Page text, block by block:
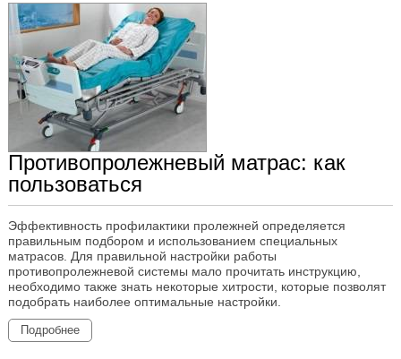
Противопролежневый матрас: как
пользоваться
Эффективность профилактики пролежней определяется
правильным подбором и использованием специальных
матрасов. Для правильной настройки работы
противопролежневой системы мало прочитать инструкцию,
необходимо также знать некоторые хитрости, которые позволят
подобрать наиболее оптимальные настройки.
Подробнее